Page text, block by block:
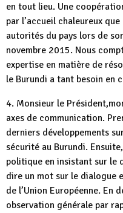
en tout lieu. Une
par l’accueil chaleureux
autorités du pays lors de
novembre 2015. Nous
expertise en matière de
le Burundi a tant besoin en
4. Monsieur le
axes de communication.
derniers développements
sécurité au Burundi.
politique en insistant sur le
dire un mot sur le dialogue
de l’Union Européenne. En
observation générale par